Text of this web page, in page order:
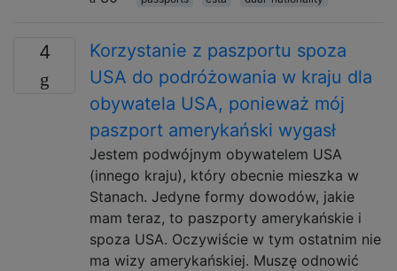
4
Korzystanie z paszportu spoza
USA do podróżowania w kraju dla
obywatela USA, ponieważ mój
paszport amerykański wygasł
Jestem podwójnym obywatelem USA
(innego kraju), który obecnie mieszka w
Stanach. Jedyne formy dowodów, jakie
mam teraz, to paszporty amerykańskie i
spoza USA. Oczywiście w tym ostatnim nie
ma wizy amerykańskiej. Muszę odnowić